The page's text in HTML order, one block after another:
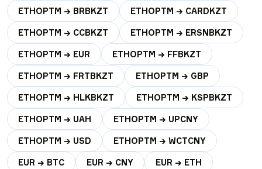
ETHOPTM → BRBKZT ETHOPTM → CARDKZT
ETHOPTM → CCBKZT ETHOPTM → ERSNBKZT
ETHOPTM → EUR ETHOPTM → FFBKZT
ETHOPTM → FRTBKZT ETHOPTM → GBP
ETHOPTM → HLKBKZT ETHOPTM → KSPBKZT
ETHOPTM → UAH ETHOPTM → UPCNY
ETHOPTM → USD ETHOPTM → WCTCNY
EUR → BTC EUR → CNY EUR → ETH